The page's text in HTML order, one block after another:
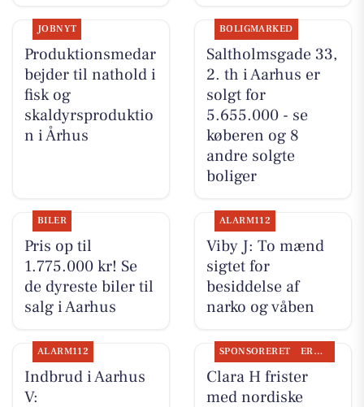
JOBNYT
Produktionsmedar
bejder til nathold i
fisk og
skaldyrsproduktio
n i Århus
BOLIGMARKED
Saltholmsgade 33,
2. th i Aarhus er
solgt for
5.655.000 - se
køberen og 8
andre solgte
boliger
BILER
Pris op til
1.775.000 kr! Se
de dyreste biler til
salg i Aarhus
ALARM112
Viby J: To mænd
sigtet for
besiddelse af
narko og våben
ALARM112
Indbrud i Aarhus
V:
SPONSORERET ERHVERV
Clara H frister
med nordiske